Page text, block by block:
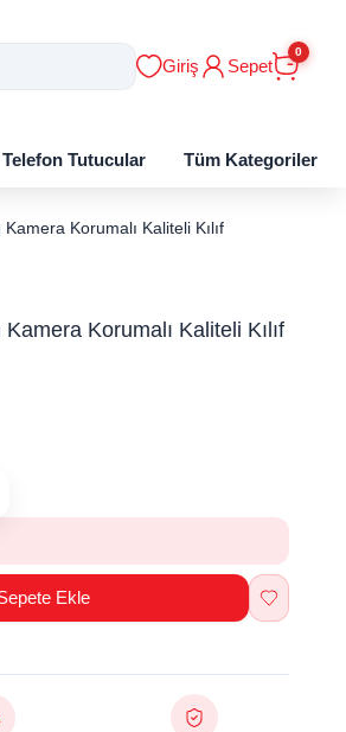
Giriş Sepet
0
Telefon Tutucular Tüm Kategoriler
Korumalı Kaliteli Kılıf
Korumalı Kaliteli Kılıf
Ekle